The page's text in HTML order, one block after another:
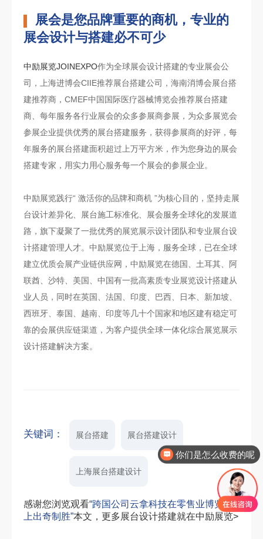
展会是您品牌重要的商机，专业的
展会设计与搭建必不可少
中励展览JOINEXPO作为全球展会设计搭建的专业展会公
司，上海进博会CIIE推荐展台搭建公司，海南消博会展台搭
建推荐商，CMEF中国国际医疗器械博览会推荐展台搭建
商、每年服务各行业展会的众多参展商参展，为众多展览会
参展企业提供优秀的展台搭建服务，获得参展商的好评，每
年服务的展台搭建面积超过上万平方米，作为您身边的展会
搭建专家，用实力用心服务每一个展会的参展企业。
中励展览践行“ 激活你的品牌和商机 ”为核心目的，坚持走展
台设计差异化、展台施工标准化、展会服务全球化的发展道
路，旗下凝聚了一批优秀的展览展示设计团队和专业展台设
计搭建管理人才。中励展览位于上海，服务全球，已在全球
建立优质会展产业链供应网，中励展览在德国、土耳其、阿
联酋、沙特、美国、中国有一批高素质专业展览设计搭建从
业人员，同时在英国、法国、印度、巴西、日本、新加坡、
西班牙、泰国、越南、印度等几十个国家和地区建有稳定可
靠的会展供应链渠道，为客户提供全球一体化综合展览展示
设计搭建解决方案。
关键词： 展台搭建 展台搭建设计
上海展台搭建设计
感谢您浏览观看“跨国公司云拿科技在零售业博览会
上出奇制胜”本文，更多展台设计搭建就在中励展览>
你们是怎么收费的呢